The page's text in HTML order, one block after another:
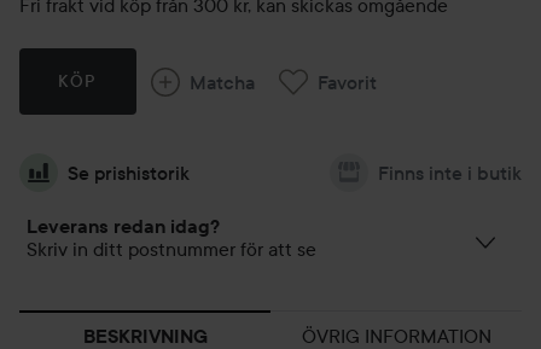
Fri frakt vid köp från 300 kr, kan skickas omgående
KÖP Matcha Favorit
Se prishistorik Finns inte i butik
Leverans redan idag?
Skriv in ditt postnummer för att se
BESKRIVNING ÖVRIG INFORMATION